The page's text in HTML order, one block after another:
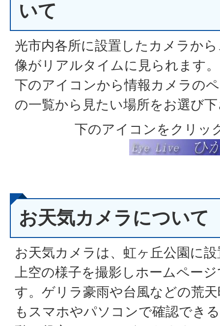
いて
光市内各所に設置したカメラか
像がリアルタイムに見られます。
下のアイコンから情報カメラの
の一覧から見たい場所をお選び
下のアイコンをクリッ
お天気カメラについて
お天気カメラは、虹ヶ丘公園に
上空の様子を撮影しホームペー
す。ゲリラ豪雨や台風などの荒
もスマホやパソコンで確認でき